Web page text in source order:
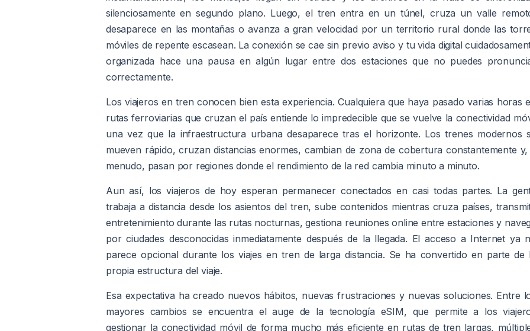
silenciosamente en segundo plano. Luego, el tren entra en un túnel, cruza un valle
desaparece en las montañas o avanza a gran velocidad por un territorio rural donde las
móviles de repente escasean. La conexión se cae sin previo aviso y tu vida digital
organizada hace una pausa en algún lugar entre dos estaciones que no puedes
correctamente.
Los viajeros en tren conocen bien esta experiencia. Cualquiera que haya pasado varias horas
rutas ferroviarias que cruzan el país entiende lo impredecible que se vuelve la conectividad
una vez que la infraestructura urbana desaparece tras el horizonte. Los trenes modernos
mueven rápido, cruzan distancias enormes, cambian de zona de cobertura constantemente y,
menudo, pasan por regiones donde el rendimiento de la red cambia minuto a minuto.
Aun así, los viajeros de hoy esperan permanecer conectados en casi todas partes. La
trabaja a distancia desde los asientos del tren, sube contenidos mientras cruza países,
entretenimiento durante las rutas nocturnas, gestiona reuniones online entre estaciones y
por ciudades desconocidas inmediatamente después de la llegada. El acceso a Internet ya
parece opcional durante los viajes en tren de larga distancia. Se ha convertido en parte de
propia estructura del viaje.
Esa expectativa ha creado nuevos hábitos, nuevas frustraciones y nuevas soluciones. Entre
mayores cambios se encuentra el auge de la tecnología eSIM, que permite a los
gestionar la conectividad móvil de forma mucho más eficiente en rutas de tren largas,